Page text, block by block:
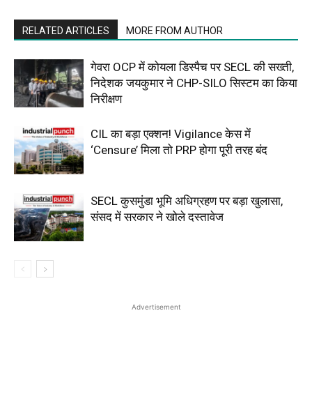
RELATED ARTICLES MORE FROM AUTHOR
गेवरा OCP में कोयला डिस्पैच पर SECL की सख्ती,
निदेशक जयकुमार ने CHP-SILO सिस्टम का किया
निरीक्षण
CIL का बड़ा एक्शन! Vigilance केस में
‘Censure’ मिला तो PRP होगा पूरी तरह बंद
SECL कुसमुंडा भूमि अधिग्रहण पर बड़ा खुलासा,
संसद में सरकार ने खोले दस्तावेज
Advertisement